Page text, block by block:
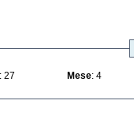
: 27 Mese : 4